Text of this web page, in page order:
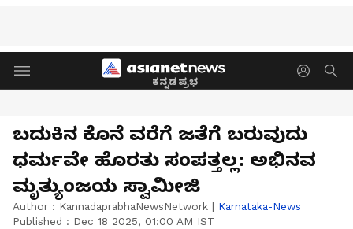
ಕನ್ನಡಪ್ರಭ
ಬದುಕಿನ ಕೊನೆ ವರೆಗೆ ಜತೆಗೆ ಬರುವುದು
ಧರ್ಮವೇ ಹೊರತು ಸಂಪತ್ತಲ್ಲ: ಅಭಿನವ
ಮೃತ್ಯುಂಜಯ ಸ್ವಾಮೀಜಿ
Author : KannadaprabhaNewsNetwork | Karnataka-News
Published : Dec 18 2025, 01:00 AM IST